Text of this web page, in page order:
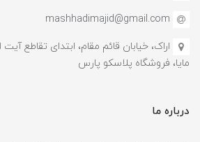
mashhadimajid@gmail.com
اراک، خیابان قائم مقام، ابتدای تقاطع
مایا، فروشگاه پلاسکو پارس
درباره ما